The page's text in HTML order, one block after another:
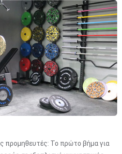
προμηθευτές: Το πρώτο βήμα για